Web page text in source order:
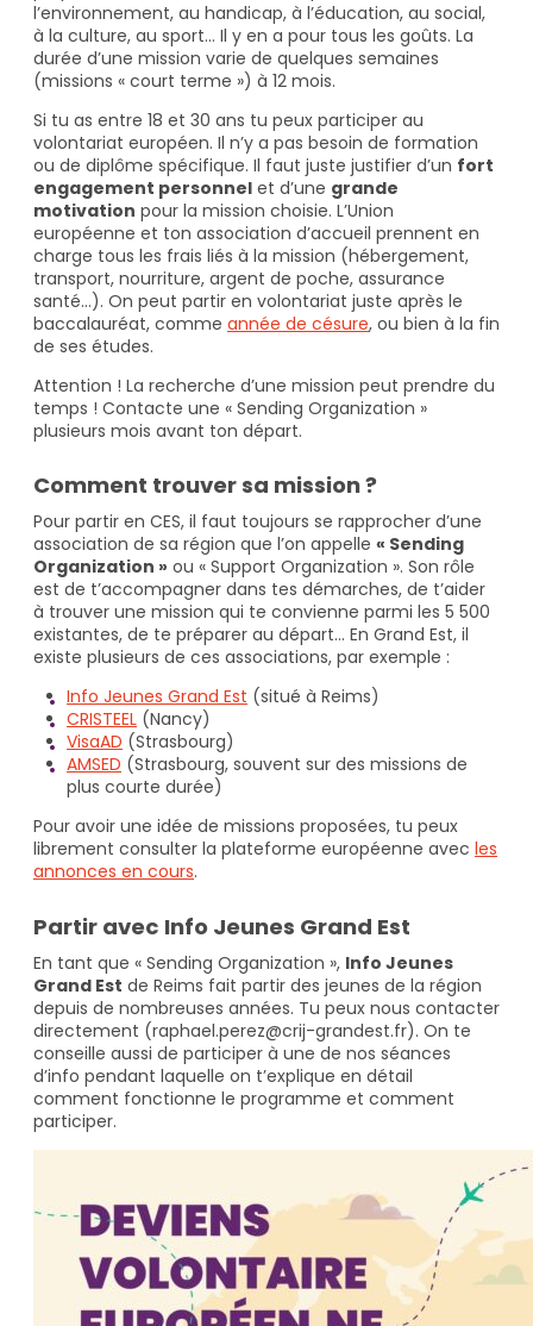
l’environnement, au handicap, à l’éducation, au social,
à la culture, au sport… Il y en a pour tous les goûts. La
durée d’une mission varie de quelques semaines
(missions « court terme ») à 12 mois.
Si tu as entre 18 et 30 ans tu peux participer au
volontariat européen. Il n’y a pas besoin de formation
ou de diplôme spécifique. Il faut juste justifier d’un fort
engagement personnel et d’une grande
motivation pour la mission choisie. L’Union
européenne et ton association d’accueil prennent en
charge tous les frais liés à la mission (hébergement,
transport, nourriture, argent de poche, assurance
santé…). On peut partir en volontariat juste après le
baccalauréat, comme année de césure, ou bien à la fin
de ses études.
Attention ! La recherche d’une mission peut prendre du
temps ! Contacte une « Sending Organization »
plusieurs mois avant ton départ.
Comment trouver sa mission ?
Pour partir en CES, il faut toujours se rapprocher d’une
association de sa région que l’on appelle « Sending
Organization » ou « Support Organization ». Son rôle
est de t’accompagner dans tes démarches, de t’aider
à trouver une mission qui te convienne parmi les 5 500
existantes, de te préparer au départ… En Grand Est, il
existe plusieurs de ces associations, par exemple :
Info Jeunes Grand Est (situé à Reims)
CRISTEEL (Nancy)
VisaAD (Strasbourg)
AMSED (Strasbourg, souvent sur des missions de
plus courte durée)
Pour avoir une idée de missions proposées, tu peux
librement consulter la plateforme européenne avec les
annonces en cours.
Partir avec Info Jeunes Grand Est
En tant que « Sending Organization », Info Jeunes
Grand Est de Reims fait partir des jeunes de la région
depuis de nombreuses années. Tu peux nous contacter
directement (raphael.perez@crij-grandest.fr). On te
conseille aussi de participer à une de nos séances
d’info pendant laquelle on t’explique en détail
comment fonctionne le programme et comment
participer.